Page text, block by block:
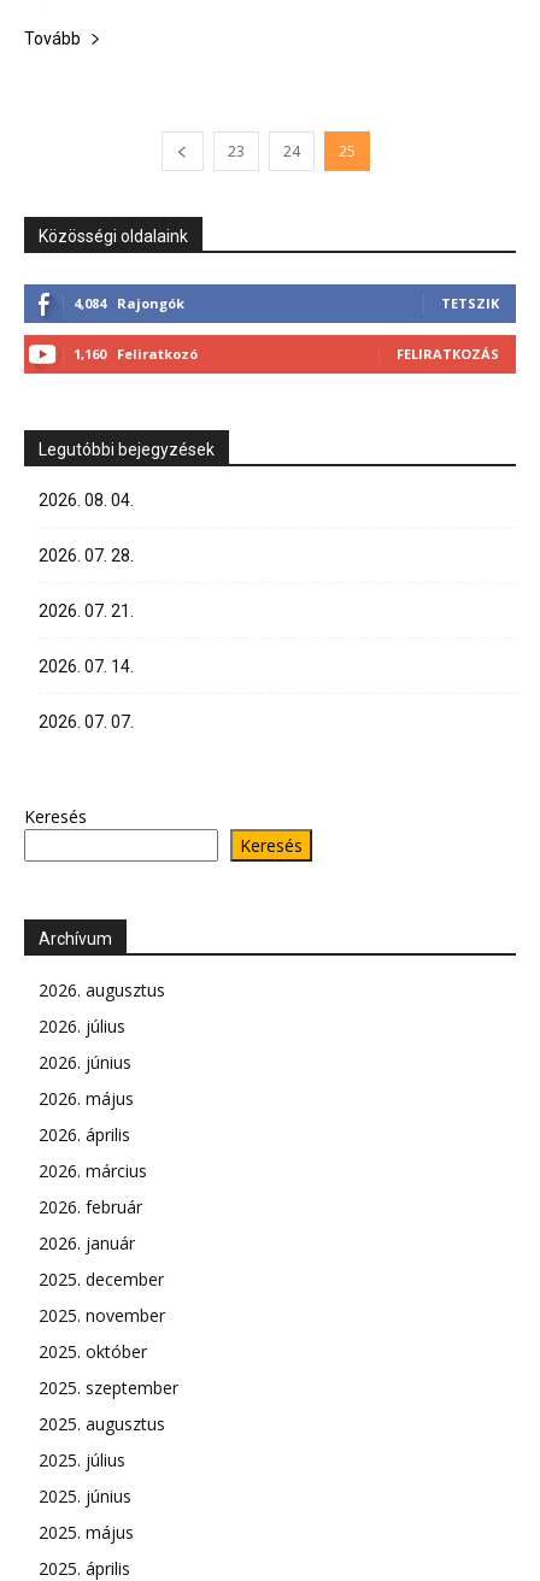
Tovább
23 24 25
Közösségi oldalaink
4,084 Rajongók TETSZIK
1,160 Feliratkozó FELIRATKOZÁS
Legutóbbi bejegyzések
2026. 08. 04.
2026. 07. 28.
2026. 07. 21.
2026. 07. 14.
2026. 07. 07.
Keresés
Keresés
Archívum
2026. augusztus
2026. július
2026. június
2026. május
2026. április
2026. március
2026. február
2026. január
2025. december
2025. november
2025. október
2025. szeptember
2025. augusztus
2025. július
2025. június
2025. május
2025. április